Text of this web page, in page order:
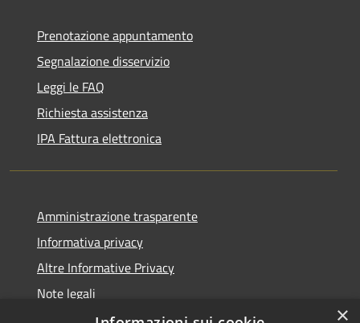
Prenotazione appuntamento
Segnalazione disservizio
Leggi le FAQ
Richiesta assistenza
IPA Fattura elettronica
Amministrazione trasparente
Informativa privacy
Altre Informative Privacy
Note legali
Dichiarazione di accessibilità
×